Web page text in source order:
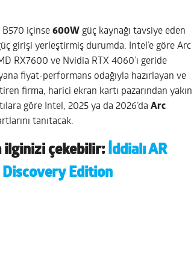
B570 içinse 600W güç kaynağı tavsiye eden
girişi yerleştirmiş durumda. Intel’e göre Arc
RX7600 ve Nvidia RTX 4060’ı geride
fiyat-performans odağıyla hazırlayan ve
firma, harici ekran kartı pazarından yakın
göre Intel, 2025 ya da 2026’da Arc
tanıtacak.
ilginizi çekebilir: İddialı AR
Discovery Edition